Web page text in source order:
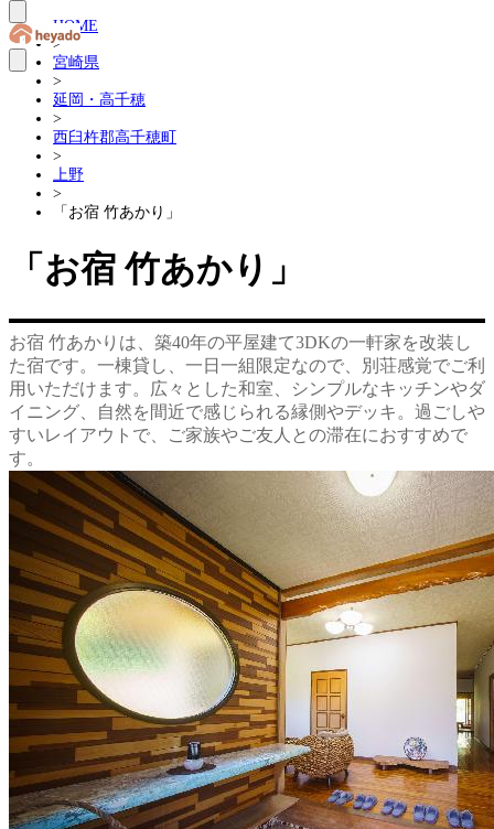
HOME
>
宮崎県
>
延岡・高千穂
>
西臼杵郡高千穂町
>
上野
>
「お宿 竹あかり」
「お宿 竹あかり」
お宿 竹あかりは、築40年の平屋建て3DKの一軒家を改装し
た宿です。一棟貸し、一日一組限定なので、別荘感覚でご利
用いただけます。広々とした和室、シンプルなキッチンやダ
イニング、自然を間近で感じられる縁側やデッキ。過ごしや
すいレイアウトで、ご家族やご友人との滞在におすすめで
す。
出典：https://oyadotakeakari.com/